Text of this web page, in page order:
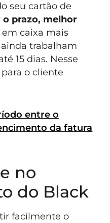
seu cartão de
prazo, melhor
caixa mais
trabalham
15 dias. Nesse
para o cliente
entre o
da fatura
no
do Black
facilmente o